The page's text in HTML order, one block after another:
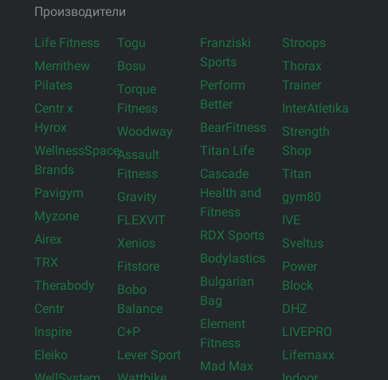
Производители
Life Fitness
Merrithew
Pilates
Centr x
Hyrox
WellnessSpace
Brands
Pavigym
Myzone
Airex
TRX
Therabody
Centr
Inspire
Eleiko
Togu
Bosu
Torque
Fitness
Woodway
Assault
Fitness
Gravity
FLEXVIT
Xenios
Fitstore
Bobo
Balance
C+P
Lever Sport
Franziski
Sports
Perform
Better
BearFitness
Titan Life
Cascade
Health and
Fitness
RDX Sports
Bodylastics
Bulgarian
Bag
Element
Fitness
Mad Max
Stroops
Thorax
Trainer
InterAtletika
Strength
Shop
Titan
gym80
IVE
Sveltus
Power
Block
DHZ
LIVEPRO
Lifemaxx